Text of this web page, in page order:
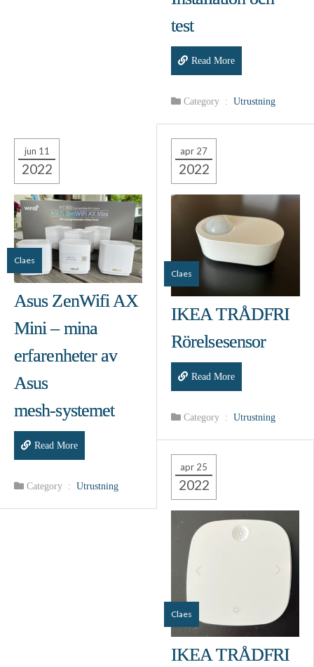
test
Read More
Category : Utrustning
jun 11
2022
Claes
Asus ZenWifi AX
Mini – mina
erfarenheter av
Asus
mesh‑systemet
Read More
Category : Utrustning
apr 27
2022
Claes
IKEA TRÅDFRI
Rörelsesensor
Read More
Category : Utrustning
apr 25
2022
Claes
IKEA TRÅDFRI